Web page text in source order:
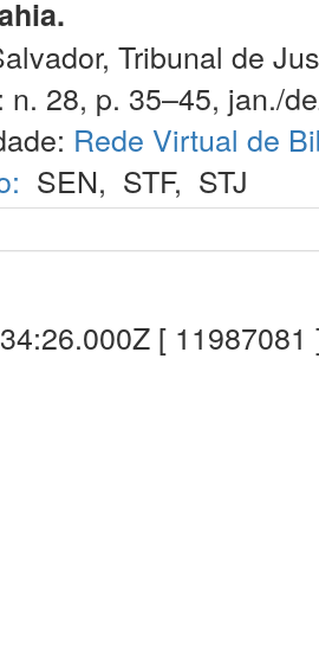
Tribunal de
28, p. 35–45, jan./
Rede Virtual de
SEN, STF, STJ
[ 11987081